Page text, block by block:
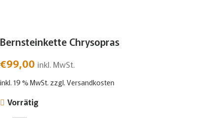
Bernsteinkette Chrysopras
€99,00 inkl. MwSt.
inkl. 19 % MwSt. zzgl.Versandkosten
Vorrätig